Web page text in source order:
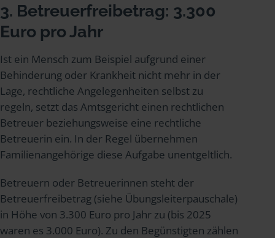
3. Betreuerfreibetrag: 3.300
Euro pro Jahr
Ist ein Mensch zum Beispiel aufgrund einer
Behinderung oder Krankheit nicht mehr in der
Lage, rechtliche Angelegenheiten selbst zu
regeln, setzt das Amtsgericht einen rechtlichen
Betreuer beziehungsweise eine rechtliche
Betreuerin ein. In der Regel übernehmen
Familienangehörige diese Aufgabe unentgeltlich.
Betreuern oder Betreuerinnen steht der
Betreuerfreibetrag (siehe Übungsleiterpauschale)
in Höhe von 3.300 Euro pro Jahr zu (bis 2025
waren es 3.000 Euro). Zu den Begünstigten zählen